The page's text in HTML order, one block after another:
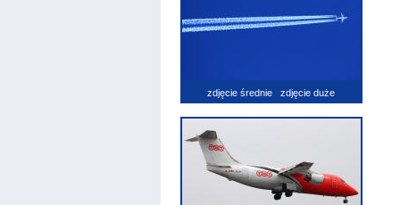
zdjęcie średnie zdjęcie duże